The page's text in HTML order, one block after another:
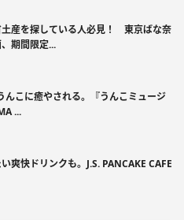
土産を探している人必見！ 東京ばな奈
期間限定...
んこに癒やされる。『うんこミュージ
...
爽快ドリンクも。J.S. PANCAKE CAFE